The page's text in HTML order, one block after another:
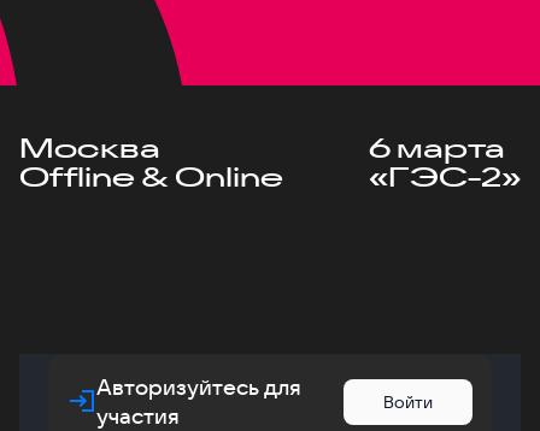
Москва
Offline & Online
6 марта
«ГЭС-2»
Авторизуйтесь для
участия
Войти